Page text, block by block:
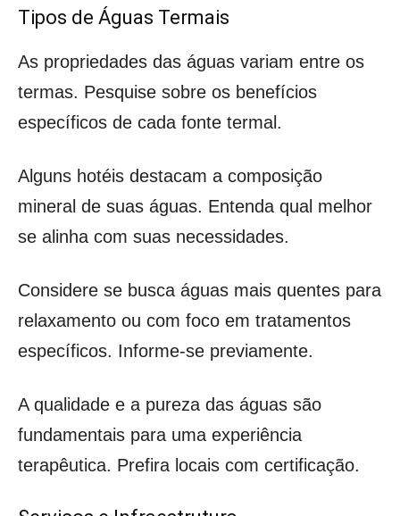
Tipos de Águas Termais
As propriedades das águas variam entre os
termas. Pesquise sobre os benefícios
específicos de cada fonte termal.
Alguns hotéis destacam a composição
mineral de suas águas. Entenda qual melhor
se alinha com suas necessidades.
Considere se busca águas mais quentes para
relaxamento ou com foco em tratamentos
específicos. Informe-se previamente.
A qualidade e a pureza das águas são
fundamentais para uma experiência
terapêutica. Prefira locais com certificação.